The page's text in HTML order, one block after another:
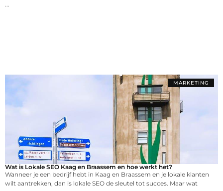
...
MARKETING
Wat is Lokale SEO Kaag en Braassem en hoe werkt het?
Wanneer je een bedrijf hebt in Kaag en Braassem en je lokale klanten
wilt aantrekken, dan is lokale SEO de sleutel tot succes. Maar wat